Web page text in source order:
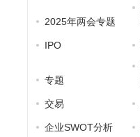
2025年两会专题
IPO
专题
交易
企业SWOT分析